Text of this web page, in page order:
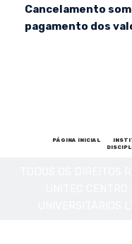
Cancelamento
pagamento dos
PÁGINA INICIAL